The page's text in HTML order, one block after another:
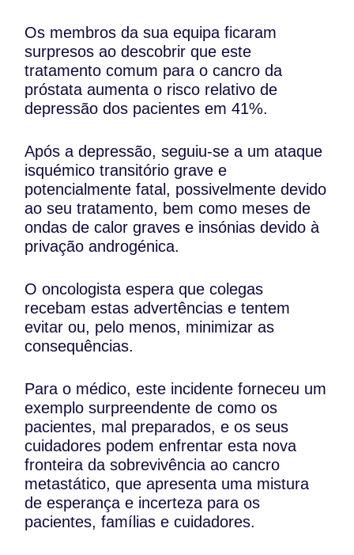
Os membros da sua equipa ficaram
surpresos ao descobrir que este
tratamento comum para o cancro da
próstata aumenta o risco relativo de
depressão dos pacientes em 41%.
Após a depressão, seguiu-se a um ataque
isquémico transitório grave e
potencialmente fatal, possivelmente devido
ao seu tratamento, bem como meses de
ondas de calor graves e insónias devido à
privação androgénica.
O oncologista espera que colegas
recebam estas advertências e tentem
evitar ou, pelo menos, minimizar as
consequências.
Para o médico, este incidente forneceu um
exemplo surpreendente de como os
pacientes, mal preparados, e os seus
cuidadores podem enfrentar esta nova
fronteira da sobrevivência ao cancro
metastático, que apresenta uma mistura
de esperança e incerteza para os
pacientes, famílias e cuidadores.